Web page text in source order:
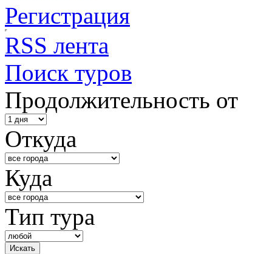
Регистрация
RSS лента
Поиск туров
Продолжительность от
Откуда
Куда
Тип тура